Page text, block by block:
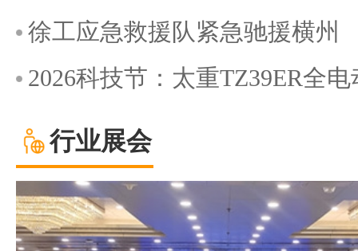
徐工应急救援队紧急驰援横州
2026科技节：太重TZ39ER全
行业展会